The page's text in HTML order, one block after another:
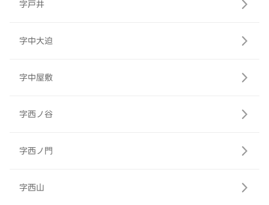
字戸井
字中大迫
字中屋敷
字西ノ谷
字西ノ門
字西山